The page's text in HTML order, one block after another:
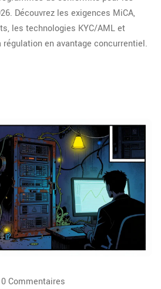
Découvrez les exigences MiCA,
les technologies KYC/AML et
en avantage concurrentiel.
0 Commentaires